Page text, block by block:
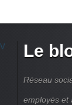
Le
Réseau
employés et